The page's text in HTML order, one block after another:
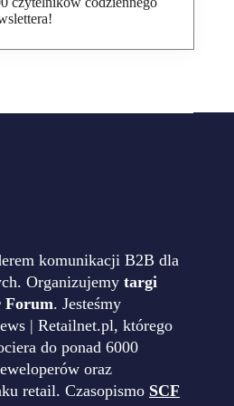
komunikacji B2B dla
Organizujemy targi
Forum. Jesteśmy
| Retailnet.pl, którego
do ponad 6000
oraz
retail. Czasopismo SCF